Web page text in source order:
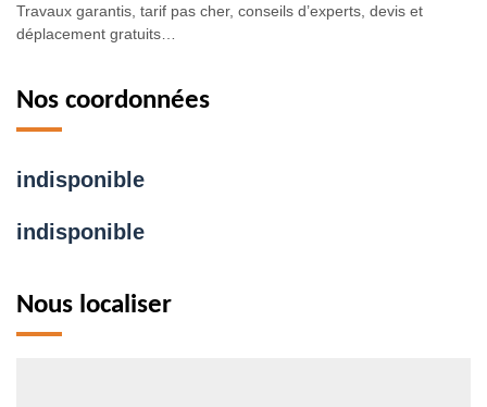
Travaux garantis, tarif pas cher, conseils d’experts, devis et
déplacement gratuits…
Nos coordonnées
indisponible
indisponible
Nous localiser